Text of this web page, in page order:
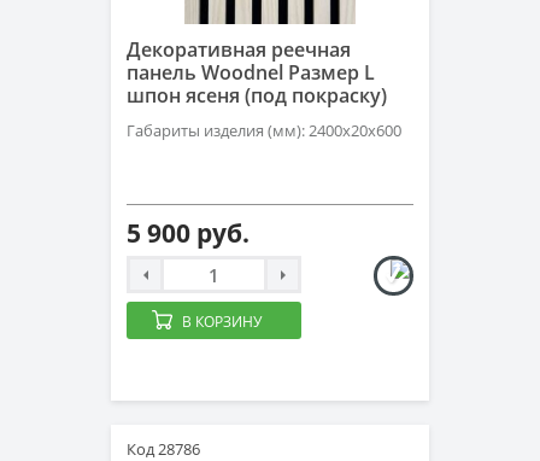
Декоративная реечная
панель Woodnel Размер L
шпон ясеня (под покраску)
Габариты изделия (мм): 2400x20x600
5 900 руб.
В КОРЗИНУ
Код 28786